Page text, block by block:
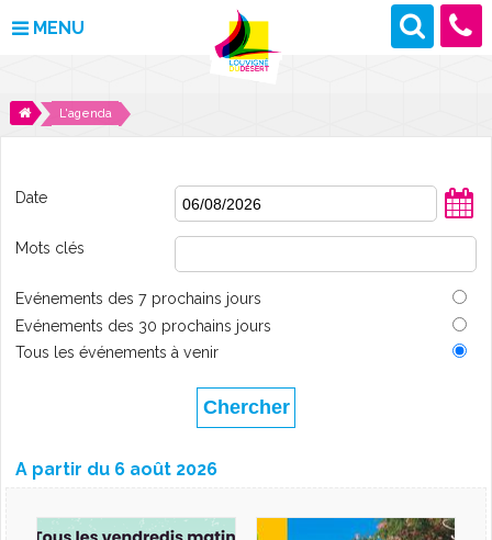
MENU
MAIRIE
DÉCOUVRIR LOUVIGNÉ
CULTURE ET LOISIRS
ENFANCE ET JEUNESSE
ACTUALITÉS
L'AGENDA
L'agenda
Date
Mots clés
Evénements des 7 prochains jours
Evénements des 30 prochains jours
Tous les événements à venir
A partir du 6 août 2026